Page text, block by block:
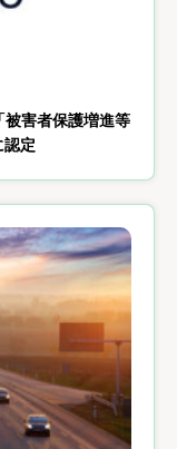
害者保護増進等
認定